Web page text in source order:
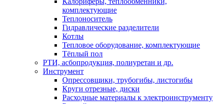
комплектующие
Теплоноситель
Гидравлические разделители
Котлы
Тепловое оборудование, комплектующие
Тёплый пол
РТИ, асбопродукция, полиуретан и др.
Инструмент
Опрессовщики, трубогибы, листогибы
Круги отрезные, диски
Расходные материалы к электроинструменту